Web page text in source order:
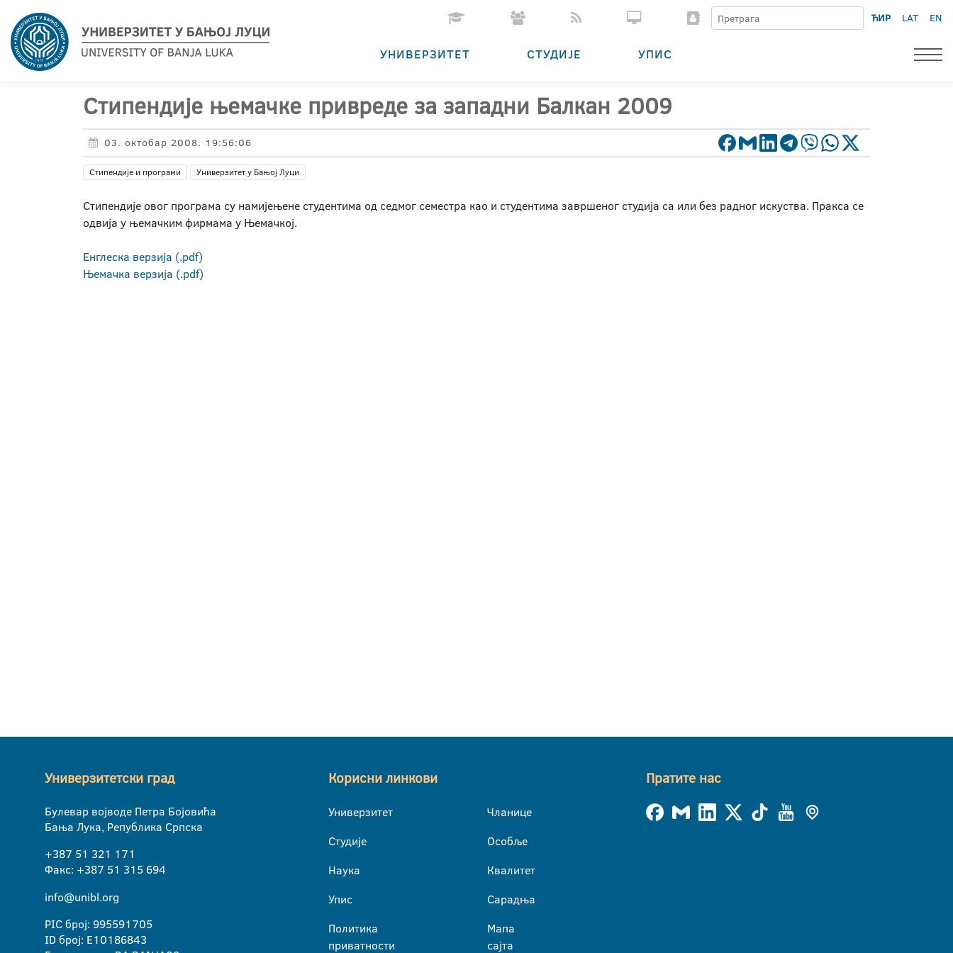
ЋИР LAT EN
УНИВЕРЗИТЕТ СТУДИЈЕ УПИС
Стипендије њемачке привреде за западни Балкан 2009
03. октобар 2008. 19:56:06
Стипендије и програми Универзитет у Бањој Луци
Стипендије овог програма су намијењене студентима од седмог семестра као и студентима завршеног студија са или без радног искуства. Пракса се
одвија у њемачким фирмама у Њемачкој.
Енглеска верзија (.pdf)
Њемачка верзија (.pdf)
Универзитетски град
Булевар војводе Петра Бојовића
Бања Лука, Република Српска
+387 51 321 171
Факс: +387 51 315 694
info@unibl.org
PIC број: 995591705
ID број: E10186843
Корисни линкови
Универзитет
Студије
Наука
Упис
Политика
приватности
Чланице
Особље
Квалитет
Сарадња
Мапа
сајта
Пратите нас